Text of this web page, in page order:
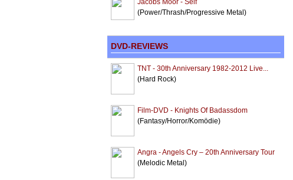
Jacobs Moor - Self
(Power/Thrash/Progressive Metal)
DVD-REVIEWS
TNT - 30th Anniversary 1982-2012 Live...
(Hard Rock)
Film-DVD - Knights Of Badassdom
(Fantasy/Horror/Komödie)
Angra - Angels Cry – 20th Anniversary Tour
(Melodic Metal)